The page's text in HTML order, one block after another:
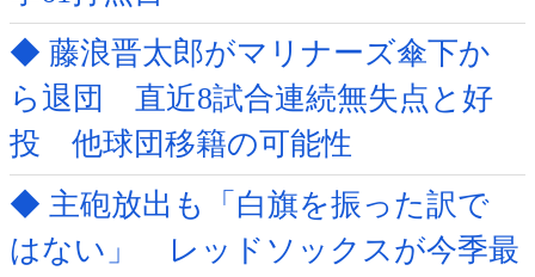
◆ 藤浪晋太郎がマリナーズ傘下か
ら退団 直近8試合連続無失点と好
投 他球団移籍の可能性
◆ 主砲放出も「白旗を振った訳で
はない」 レッドソックスが今季最